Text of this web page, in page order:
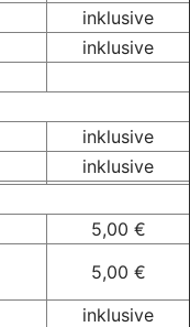
inklusive
inklusive
inklusive
inklusive
5,00 €
5,00 €
inklusive